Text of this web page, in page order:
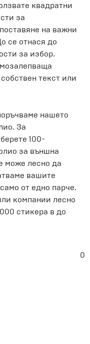
квадратни
за
на важни
се отнася до
за избор.
текст или
нашето
За
100-
за външна
може лесно да
вашите
от едно парче.
компании лесно
стикера в до
0